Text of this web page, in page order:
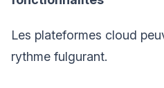
Les plateformes cloud
rythme fulgurant.